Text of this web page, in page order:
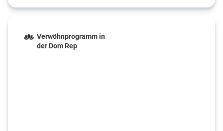
Verwöhnprogramm in
der Dom Rep